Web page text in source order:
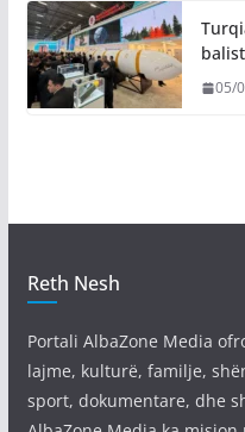
05/
Reth Nesh
Portali AlbaZone Media
lajme, kulturë, familje,
sport, dokumentare, dhe